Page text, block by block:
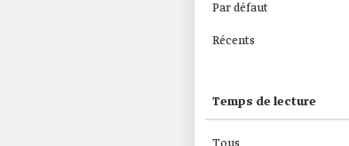
Par défaut
Récents
Temps de lecture